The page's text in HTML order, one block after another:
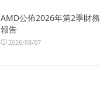
AMD公佈2026年第2季財務
報告
2026/08/07